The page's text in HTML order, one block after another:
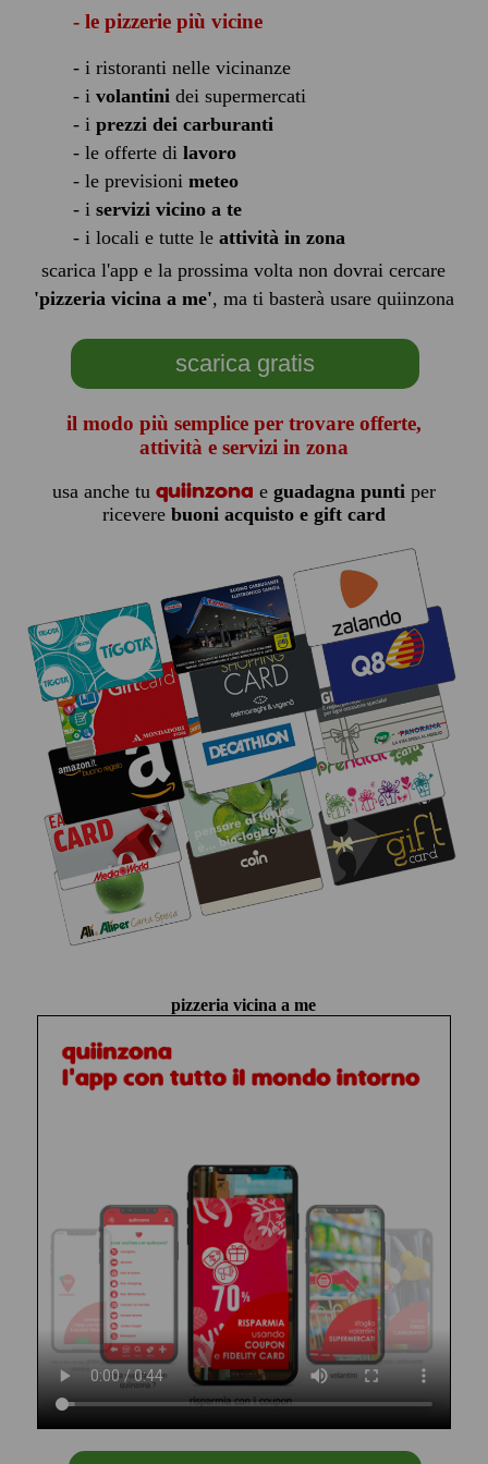
- le pizzerie più vicine
- i ristoranti nelle vicinanze
- i volantinidei supermercati
- i prezzi dei carburanti
- le offerte di lavoro
- le previsioni meteo
- i servizi vicino a te
- i locali e tutte le attività in zona
scarica l'app e la prossima volta non dovrai cercare
'pizzeria vicina a me', ma ti basterà usare quiinzona
scarica gratis
il modo più semplice per trovare offerte,
attività e servizi in zona
usa anche tu quiinzona e guadagna puntiper
ricevere buoni acquisto e gift card
pizzeria vicina a me